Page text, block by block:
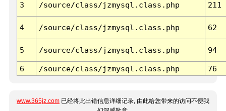
3 /source/class/jzmysql.class.php 211
4 /source/class/jzmysql.class.php 62
5 /source/class/jzmysql.class.php 94
6 /source/class/jzmysql.class.php 76
www.365jz.com 已经将此出错信息详细记录, 由此给您带来的访问不便我